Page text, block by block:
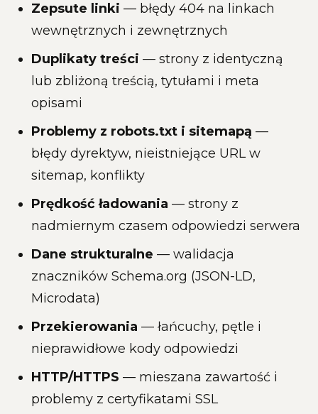
Zepsute linki — błędy 404 na linkach
wewnętrznych i zewnętrznych
Duplikaty treści — strony z identyczną
lub zbliżoną treścią, tytułami i meta
opisami
Problemy z robots.txt i sitemapą —
błędy dyrektyw, nieistniejące URL w
sitemap, konflikty
Prędkość ładowania — strony z
nadmiernym czasem odpowiedzi serwera
Dane strukturalne — walidacja
znaczników Schema.org (JSON-LD,
Microdata)
Przekierowania — łańcuchy, pętle i
nieprawidłowe kody odpowiedzi
HTTP/HTTPS — mieszana zawartość i
problemy z certyfikatami SSL